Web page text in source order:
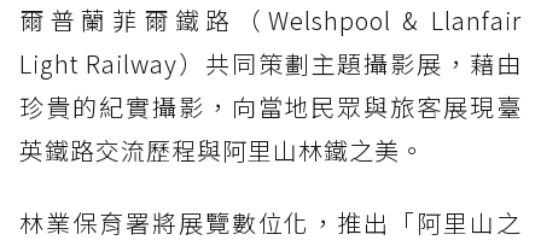
爾普蘭菲爾鐵路（Welshpool & Llanfair
Light Railway）共同策劃主題攝影展，藉由
珍貴的紀實攝影，向當地民眾與旅客展現臺
英鐵路交流歷程與阿里山林鐵之美。
林業保育署將展覽數位化，推出「阿里山之